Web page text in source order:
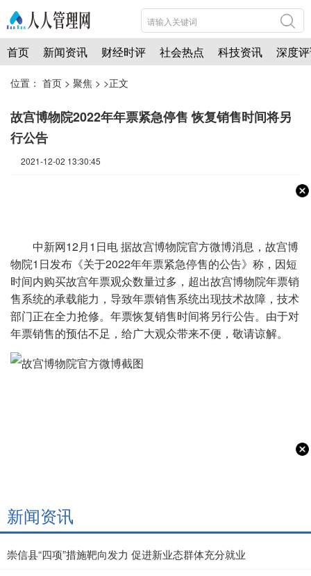
首页 新闻资讯 财经时评 社会热点 科技资讯 深度
位置： 首页 > 聚焦 > >正文
故宫博物院2022年年票紧急停售 恢复销售时间将另
行公告
2021-12-02 13:30:45
中新网12月1日电 据故宫博物院官方微博消息，故宫博
物院1日发布《关于2022年年票紧急停售的公告》称，因短
时间内购买故宫年票观众数量过多，超出故宫博物院年票销
售系统的承载能力，导致年票销售系统出现技术故障，技术
部门正在全力抢修。年票恢复销售时间将另行公告。由于对
年票销售的预估不足，给广大观众带来不便，敬请谅解。
新闻资讯
崇信县“四项”措施靶向发力 促进新业态群体充分就业